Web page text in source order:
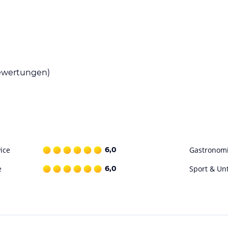
seine Gäste. Entspannen Sie im
auch zwei Außenpools und einen
Tennisplätze, Basketball und
Service sind ebenfalls vorhanden.
6,0
6,0 Sport &